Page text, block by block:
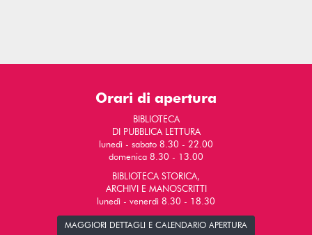
Orari di apertura
BIBLIOTECA
DI PUBBLICA LETTURA
lunedì - sabato 8.30 - 22.00
domenica 8.30 - 13.00
BIBLIOTECA STORICA,
ARCHIVI E MANOSCRITTI
lunedì - venerdì 8.30 - 18.30
MAGGIORI DETTAGLI E CALENDARIO APERTURA